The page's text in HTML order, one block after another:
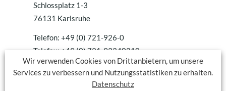
Schlossplatz 1-3
76131 Karlsruhe
Telefon: +49 (0) 721-926-0
Telefax: +49 (0) 721-93340210
Email:abteilung1@rpk.bwl.de
Verantwortlich für den Inhalt nach § 55 Abs. 2
Wir verwenden Cookies von Drittanbietern, um unsere
Services zu verbessern und Nutzungsstatistiken zu erhalten.
Datenschutz